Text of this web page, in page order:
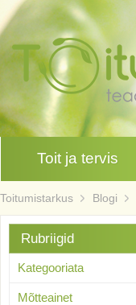
Toit ja tervis
Toitumistarkus Blogi
Rubriigid
Kategooriata
Mõtteainet